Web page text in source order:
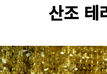
산조 테